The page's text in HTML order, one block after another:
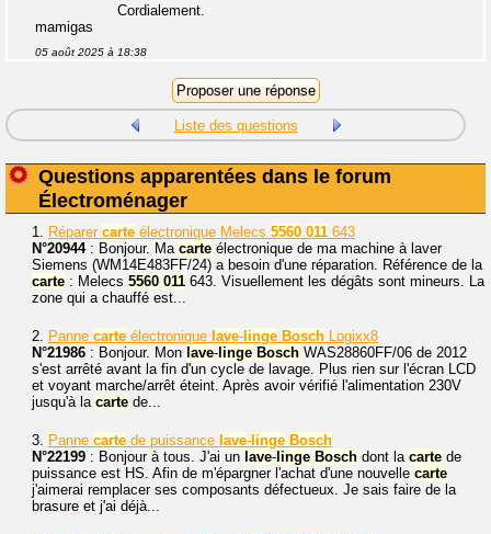
Cordialement.
mamigas
05 août 2025 à 18:38
Liste des questions
Questions apparentées dans le forum
Électroménager
1. Réparer carte électronique Melecs 5560 011 643
N°20944: Bonjour. Ma carte électronique de ma machine à laver
Siemens (WM14E483FF/24) a besoin d'une réparation. Référence de la
carte : Melecs 5560 011 643. Visuellement les dégâts sont mineurs. La
zone qui a chauffé est...
2. Panne carte électronique lave-linge Bosch Logixx8
N°21986 : Bonjour. Mon lave-linge Bosch WAS28860FF/06 de 2012
s'est arrêté avant la fin d'un cycle de lavage. Plus rien sur l'écran LCD
et voyant marche/arrêt éteint. Après avoir vérifié l'alimentation 230V
jusqu'à la carte de...
3. Panne carte de puissance lave-linge Bosch
N°22199 : Bonjour à tous. J'ai un lave-linge Bosch dont la carte de
puissance est HS. Afin de m'épargner l'achat d'une nouvelle carte
j'aimerai remplacer ses composants défectueux. Je sais faire de la
brasure et j'ai déjà...